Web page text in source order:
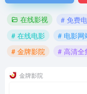
在线影视 # 免费
# 在线电影
# 电影网
# 金牌影院
# 高清全
金牌影院